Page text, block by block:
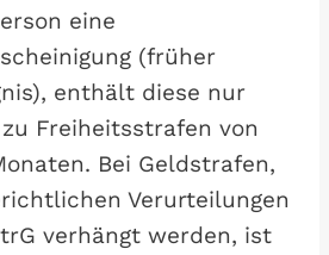
eine
(früher
enthält diese nur
Freiheitsstrafen von
Bei Geldstrafen,
Verurteilungen
verhängt werden, ist